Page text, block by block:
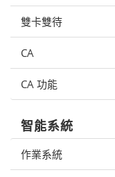
雙卡雙待
CA
CA 功能
智能系統
作業系統